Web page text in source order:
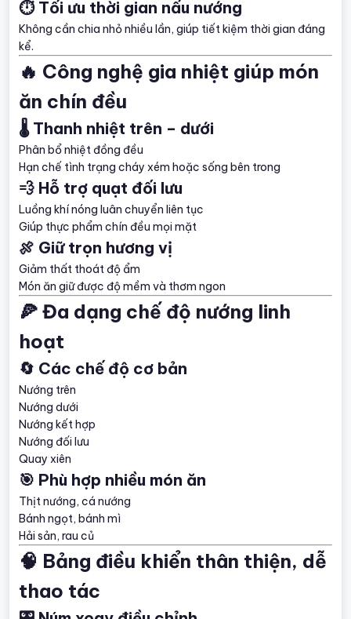
⏱️ Tối ưu thời gian nấu nướng
Không cần chia nhỏ nhiều lần, giúp tiết kiệm thời gian đáng
kể.
🔥 Công nghệ gia nhiệt giúp món
ăn chín đều
🌡️ Thanh nhiệt trên – dưới
Phân bổ nhiệt đồng đều
Hạn chế tình trạng cháy xém hoặc sống bên trong
💨 Hỗ trợ quạt đối lưu
Luồng khí nóng luân chuyển liên tục
Giúp thực phẩm chín đều mọi mặt
🍖 Giữ trọn hương vị
Giảm thất thoát độ ẩm
Món ăn giữ được độ mềm và thơm ngon
🍕 Đa dạng chế độ nướng linh
hoạt
🔄 Các chế độ cơ bản
Nướng trên
Nướng dưới
Nướng kết hợp
Nướng đối lưu
Quay xiên
🎯 Phù hợp nhiều món ăn
Thịt nướng, cá nướng
Bánh ngọt, bánh mì
Hải sản, rau củ
🧠 Bảng điều khiển thân thiện, dễ
thao tác